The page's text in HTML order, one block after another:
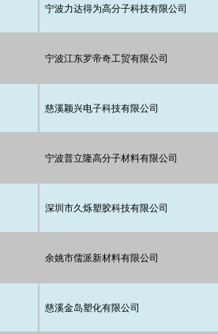
宁波力达得为高分子科技有限公司
宁波江东罗帝奇工贸有限公司
慈溪颖兴电子科技有限公司
宁波普立隆高分子材料有限公司
深圳市久烁塑胶科技有限公司
余姚市儒派新材料有限公司
慈溪金岛塑化有限公司